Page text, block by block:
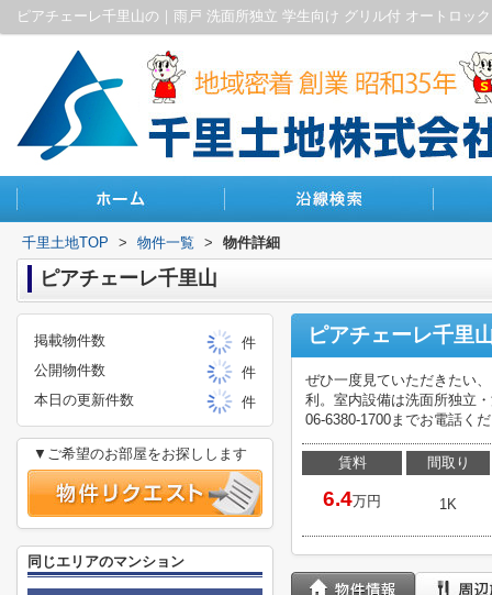
千里土地TOP > 物件一覧 > 物件詳細
ピアチェーレ千里山
ピアチェーレ千里
ぜひ一度見ていただきたい
利。室内設備は洗面所独立
06-6380-1700までお電話く
賃料
6.4万円
間取り
1K
掲載物件数
件
公開物件数
件
本日の更新件数
件
▼ご希望のお部屋をお探しします
同じエリアのマンション